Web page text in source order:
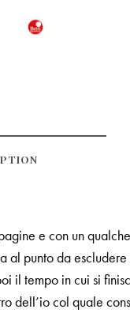
e con un
al punto da
il tempo in cui si
dell’io col quale